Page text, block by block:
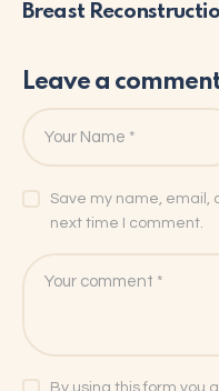
Breast
Leave a
Save my name, email,
next time I comment.